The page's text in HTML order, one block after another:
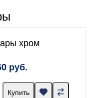
хром
руб.
Купить